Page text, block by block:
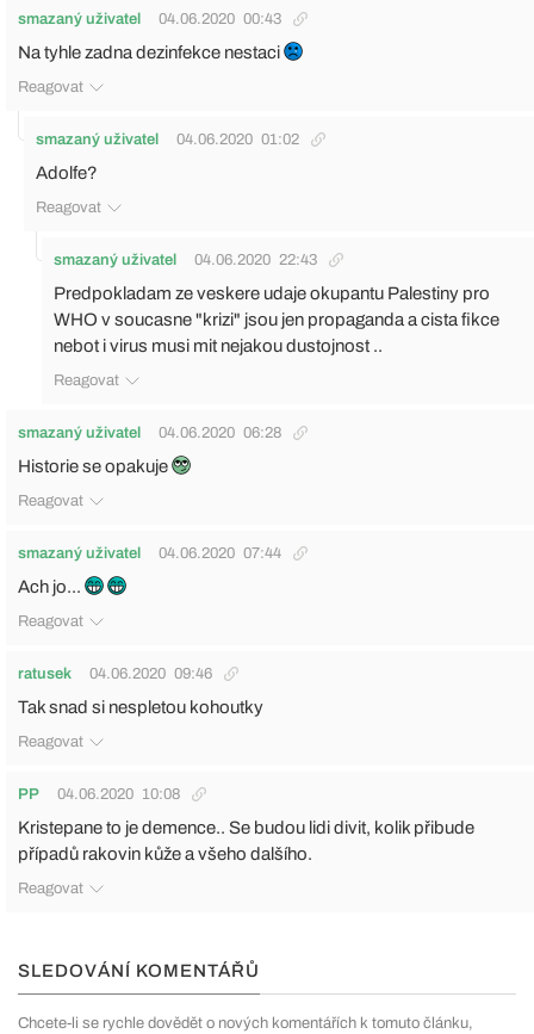
smazaný uživatel 04.06.2020 00:43
Na tyhle zadna dezinfekce nestaci
Reagovat
smazaný uživatel 04.06.2020 01:02
Adolfe?
Reagovat
smazaný uživatel 04.06.2020 22:43
Predpokladam ze veskere udaje okupantu Palestiny pro
WHO v soucasne "krizi" jsou jen propaganda a cista fikce
nebot i virus musi mit nejakou dustojnost ..
Reagovat
smazaný uživatel 04.06.2020 06:28
Historie se opakuje
Reagovat
smazaný uživatel 04.06.2020 07:44
Ach jo...
Reagovat
ratusek 04.06.2020 09:46
Tak snad si nespletou kohoutky
Reagovat
PP 04.06.2020 10:08
Kristepane to je demence.. Se budou lidi divit, kolik přibude
případů rakovin kůže a všeho dalšího.
Reagovat
SLEDOVÁNÍ KOMENTÁŘŮ
Chcete-li se rychle dovědět o nových komentářích k tomuto článku,